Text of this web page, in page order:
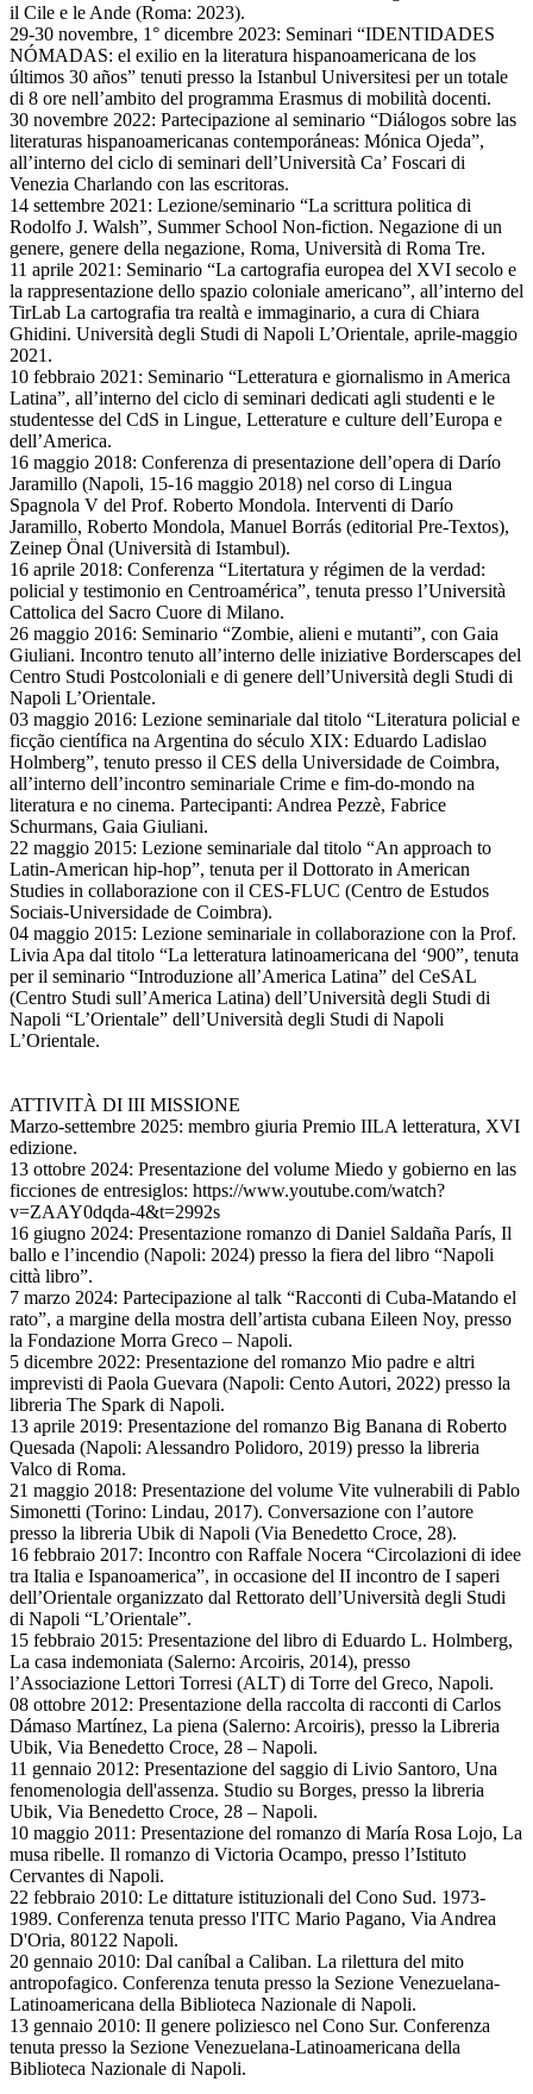
il Cile e le Ande (Roma: 2023).
29-30 novembre, 1° dicembre 2023: Seminari “IDENTIDADES
NÓMADAS: el exilio en la literatura hispanoamericana de los
últimos 30 años” tenuti presso la Istanbul Universitesi per un totale
di 8 ore nell’ambito del programma Erasmus di mobilità docenti.
30 novembre 2022: Partecipazione al seminario “Diálogos sobre las
literaturas hispanoamericanas contemporáneas: Mónica Ojeda”,
all’interno del ciclo di seminari dell’Università Ca’ Foscari di
Venezia Charlando con las escritoras.
14 settembre 2021: Lezione/seminario “La scrittura politica di
Rodolfo J. Walsh”, Summer School Non-fiction. Negazione di un
genere, genere della negazione, Roma, Università di Roma Tre.
11 aprile 2021: Seminario “La cartografia europea del XVI secolo e
la rappresentazione dello spazio coloniale americano”, all’interno del
TirLab La cartografia tra realtà e immaginario, a cura di Chiara
Ghidini. Università degli Studi di Napoli L’Orientale, aprile-maggio
2021.
10 febbraio 2021: Seminario “Letteratura e giornalismo in America
Latina”, all’interno del ciclo di seminari dedicati agli studenti e le
studentesse del CdS in Lingue, Letterature e culture dell’Europa e
dell’America.
16 maggio 2018: Conferenza di presentazione dell’opera di Darío
Jaramillo (Napoli, 15-16 maggio 2018) nel corso di Lingua
Spagnola V del Prof. Roberto Mondola. Interventi di Darío
Jaramillo, Roberto Mondola, Manuel Borrás (editorial Pre-Textos),
Zeinep Önal (Università di Istambul).
16 aprile 2018: Conferenza “Litertatura y régimen de la verdad:
policial y testimonio en Centroamérica”, tenuta presso l’Università
Cattolica del Sacro Cuore di Milano.
26 maggio 2016: Seminario “Zombie, alieni e mutanti”, con Gaia
Giuliani. Incontro tenuto all’interno delle iniziative Borderscapes del
Centro Studi Postcoloniali e di genere dell’Università degli Studi di
Napoli L’Orientale.
03 maggio 2016: Lezione seminariale dal titolo “Literatura policial e
ficção científica na Argentina do século XIX: Eduardo Ladislao
Holmberg”, tenuto presso il CES della Universidade de Coimbra,
all’interno dell’incontro seminariale Crime e fim-do-mondo na
literatura e no cinema. Partecipanti: Andrea Pezzè, Fabrice
Schurmans, Gaia Giuliani.
22 maggio 2015: Lezione seminariale dal titolo “An approach to
Latin-American hip-hop”, tenuta per il Dottorato in American
Studies in collaborazione con il CES-FLUC (Centro de Estudos
Sociais-Universidade de Coimbra).
04 maggio 2015: Lezione seminariale in collaborazione con la Prof.
Livia Apa dal titolo “La letteratura latinoamericana del ‘900”, tenuta
per il seminario “Introduzione all’America Latina” del CeSAL
(Centro Studi sull’America Latina) dell’Università degli Studi di
Napoli “L’Orientale” dell’Università degli Studi di Napoli
L’Orientale.
ATTIVITÀ DI III MISSIONE
Marzo-settembre 2025: membro giuria Premio IILA letteratura, XVI
edizione.
13 ottobre 2024: Presentazione del volume Miedo y gobierno en las
ficciones de entresiglos: https://www.youtube.com/watch?
v=ZAAY0dqda-4&t=2992s
16 giugno 2024: Presentazione romanzo di Daniel Saldaña París, Il
ballo e l’incendio (Napoli: 2024) presso la fiera del libro “Napoli
città libro”.
7 marzo 2024: Partecipazione al talk “Racconti di Cuba-Matando el
rato”, a margine della mostra dell’artista cubana Eileen Noy, presso
la Fondazione Morra Greco – Napoli.
5 dicembre 2022: Presentazione del romanzo Mio padre e altri
imprevisti di Paola Guevara (Napoli: Cento Autori, 2022) presso la
libreria The Spark di Napoli.
13 aprile 2019: Presentazione del romanzo Big Banana di Roberto
Quesada (Napoli: Alessandro Polidoro, 2019) presso la libreria
Valco di Roma.
21 maggio 2018: Presentazione del volume Vite vulnerabili di Pablo
Simonetti (Torino: Lindau, 2017). Conversazione con l’autore
presso la libreria Ubik di Napoli (Via Benedetto Croce, 28).
16 febbraio 2017: Incontro con Raffale Nocera “Circolazioni di idee
tra Italia e Ispanoamerica”, in occasione del II incontro de I saperi
dell’Orientale organizzato dal Rettorato dell’Università degli Studi
di Napoli “L’Orientale”.
15 febbraio 2015: Presentazione del libro di Eduardo L. Holmberg,
La casa indemoniata (Salerno: Arcoiris, 2014), presso
l’Associazione Lettori Torresi (ALT) di Torre del Greco, Napoli.
08 ottobre 2012: Presentazione della raccolta di racconti di Carlos
Dámaso Martínez, La piena (Salerno: Arcoiris), presso la Libreria
Ubik, Via Benedetto Croce, 28 – Napoli.
11 gennaio 2012: Presentazione del saggio di Livio Santoro, Una
fenomenologia dell'assenza. Studio su Borges, presso la libreria
Ubik, Via Benedetto Croce, 28 – Napoli.
10 maggio 2011: Presentazione del romanzo di María Rosa Lojo, La
musa ribelle. Il romanzo di Victoria Ocampo, presso l’Istituto
Cervantes di Napoli.
22 febbraio 2010: Le dittature istituzionali del Cono Sud. 1973-
1989. Conferenza tenuta presso l'ITC Mario Pagano, Via Andrea
D'Oria, 80122 Napoli.
20 gennaio 2010: Dal caníbal a Caliban. La rilettura del mito
antropofagico. Conferenza tenuta presso la Sezione Venezuelana-
Latinoamericana della Biblioteca Nazionale di Napoli.
13 gennaio 2010: Il genere poliziesco nel Cono Sur. Conferenza
tenuta presso la Sezione Venezuelana-Latinoamericana della
Biblioteca Nazionale di Napoli.